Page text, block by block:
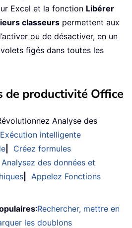
Excel et la fonction Libérer
classeurs permettent aux
ou de désactiver, en un
figés dans toutes les
productivité Office
Analyse des
Exécution intelligente
Créez formules
Analysez des données et
Appelez Fonctions
:Rechercher, mettre en
les doublons